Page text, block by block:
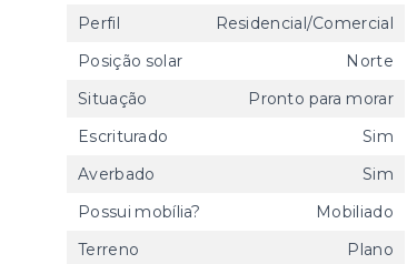
Perfil
Residencial/Comercial
Posição solar
Norte
Situação
Pronto para morar
Escriturado
Sim
Averbado
Sim
Possui mobília?
Mobiliado
Terreno
Plano